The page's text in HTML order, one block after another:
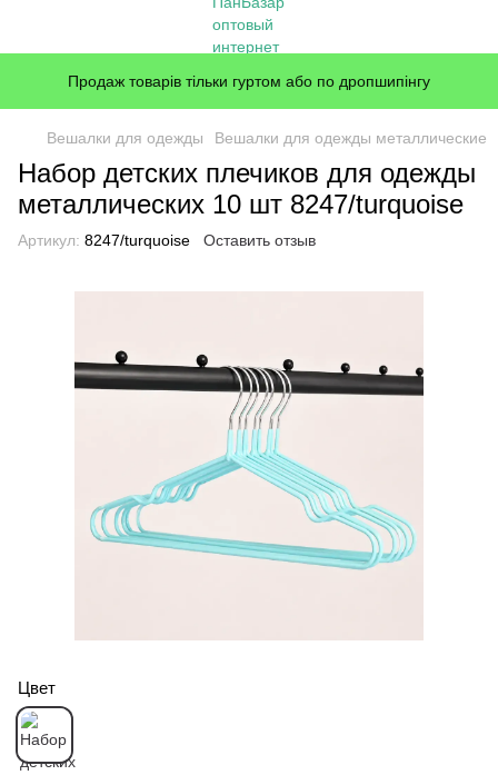
Продаж товарів тільки гуртом або по дропшипінгу
Вешалки для одежды Вешалки для одежды металлические
Набор детских плечиков для одежды
металлических 10 шт 8247/turquoise
Артикул: 8247/turquoise Оставить отзыв
Цвет